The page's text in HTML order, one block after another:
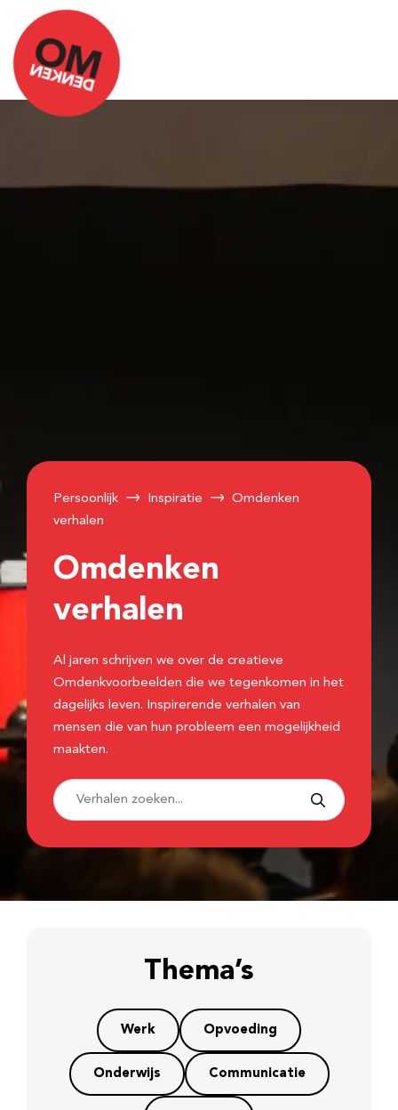
Persoonlijk Inspiratie
Omdenken
verhalen
Omdenken
verhalen
Al jaren schrijven we over de creatieve
Omdenkvoorbeelden die we tegenkomen in het
dagelijks leven. Inspirerende verhalen van
mensen die van hun probleem een mogelijkheid
maakten.
Thema’s
Werk Opvoeding
Onderwijs Communicatie